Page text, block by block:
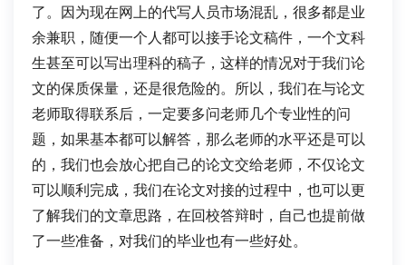
了。因为现在网上的代写人员市场混乱，很多都是业
余兼职，随便一个人都可以接手论文稿件，一个文科
生甚至可以写出理科的稿子，这样的情况对于我们论
文的保质保量，还是很危险的。所以，我们在与论文
老师取得联系后，一定要多问老师几个专业性的问
题，如果基本都可以解答，那么老师的水平还是可以
的，我们也会放心把自己的论文交给老师，不仅论文
可以顺利完成，我们在论文对接的过程中，也可以更
了解我们的文章思路，在回校答辩时，自己也提前做
了一些准备，对我们的毕业也有一些好处。